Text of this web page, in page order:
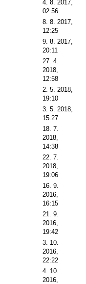
4. 8. 2017,
02:56
8. 8. 2017,
12:25
9. 8. 2017,
20:11
27. 4.
2018,
12:58
2. 5. 2018,
19:10
3. 5. 2018,
15:27
18. 7.
2018,
14:38
22. 7.
2018,
19:06
16. 9.
2016,
16:15
21. 9.
2016,
19:42
3. 10.
2016,
22:22
4. 10.
2016,